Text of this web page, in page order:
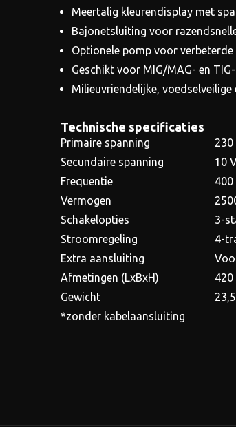
Meertalig kleurendisplay met
Bajonetsluiting voor
Optionele pomp voor
Geschikt voor MIG/MAG- en
Milieuvriendelijke, voedselveilige
Technische specificaties
Primaire spanning
230
Secundaire spanning
10
Frequentie
400
Vermogen
Schakelopties
3-
Stroomregeling
4-
Extra aansluiting
Afmetingen (LxBxH)
420
Gewicht
*zonder kabelaansluiting